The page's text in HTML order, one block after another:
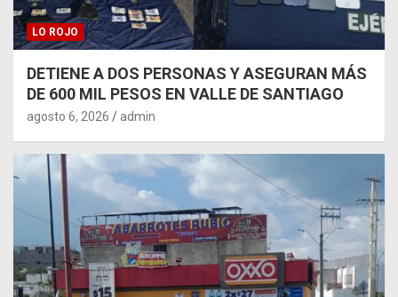
LO ROJO
DETIENE A DOS PERSONAS Y ASEGURAN MÁS
DE 600 MIL PESOS EN VALLE DE SANTIAGO
agosto 6, 2026 admin